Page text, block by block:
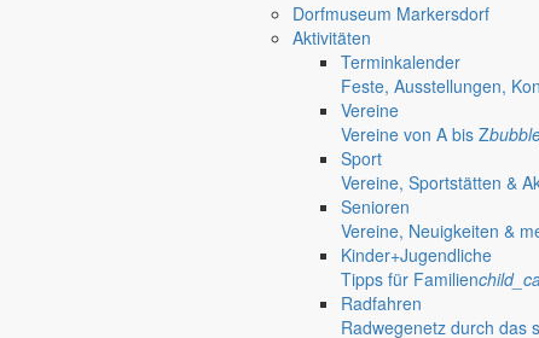
Dorfmuseum Markersdorf
Aktivitäten
Terminkalender
Feste, Ausstellungen,
Vereine
Vereine von A bis Z
Sport
Vereine, Sportstätten &
Senioren
Vereine, Neuigkeiten &
Kinder+Jugendliche
Tipps für Familien
Radfahren
Radwegenetz durch das